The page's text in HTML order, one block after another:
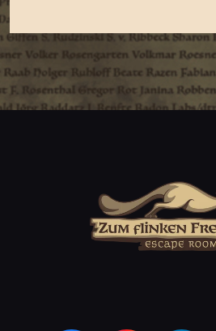
Dies ist mein zusätzliches